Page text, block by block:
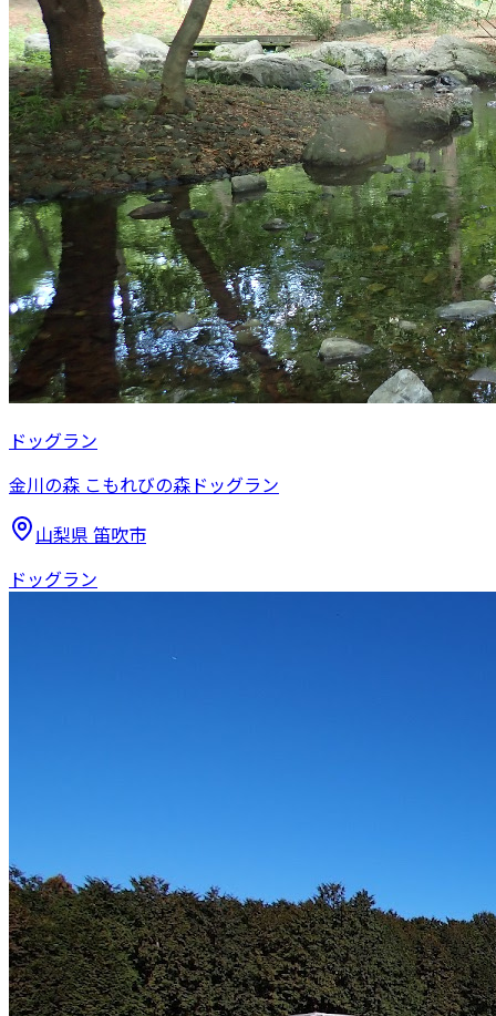
ドッグラン
金川の森 こもれびの森ドッグラン
山梨県 笛吹市
ドッグラン